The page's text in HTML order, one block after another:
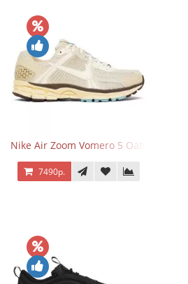
Nike Air Zoom Vomero 5 Oatmeal
7490р.